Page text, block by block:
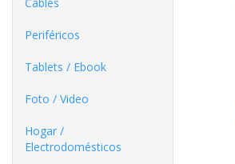
Periféricos
Tablets / Ebook
Foto / Video
Hogar /
Electrodomésticos